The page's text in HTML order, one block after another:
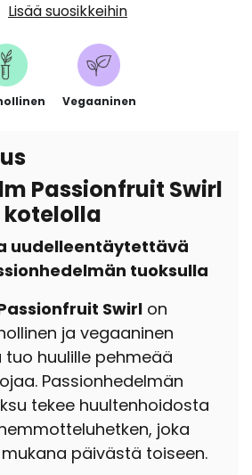
Lisää suosikkeihin
Vegaaninen
Passionfruit Swirl
uudelleentäytettävä
tuoksulla
Swirl on
ja vegaaninen
tuo huulille pehmeää
Passionhedelmän
tekee huultenhoidosta
joka
päivästä toiseen.